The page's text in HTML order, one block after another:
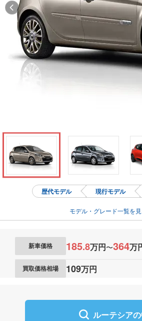
歴代モデル 現行モデル
モデル・グレード一覧を
新車価格 185.8万円〜364万
買取価格相場 109万円
ルーテシアの